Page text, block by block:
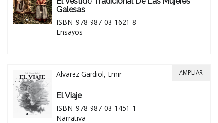
Galesas
ISBN: 978-987-08-1621-8
Ensayos
Alvarez Gardiol, Emir
El Viaje
ISBN: 978-987-08-1451-1
Narrativa
AMPLIAR